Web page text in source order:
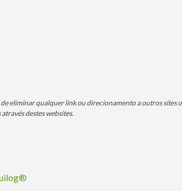
eliminar qualquer link ou direcionamento a outros sites
destes websites.